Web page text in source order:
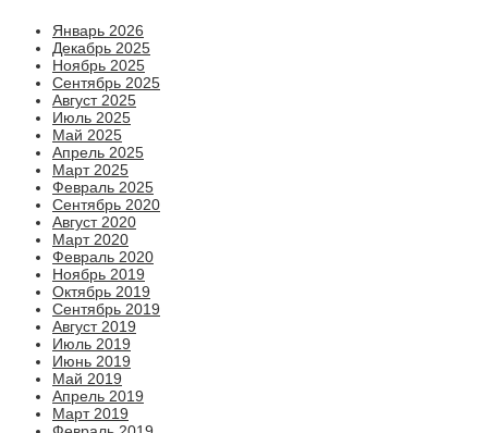
Январь 2026
Декабрь 2025
Ноябрь 2025
Сентябрь 2025
Август 2025
Июль 2025
Май 2025
Апрель 2025
Март 2025
Февраль 2025
Сентябрь 2020
Август 2020
Март 2020
Февраль 2020
Ноябрь 2019
Октябрь 2019
Сентябрь 2019
Август 2019
Июль 2019
Июнь 2019
Май 2019
Апрель 2019
Март 2019